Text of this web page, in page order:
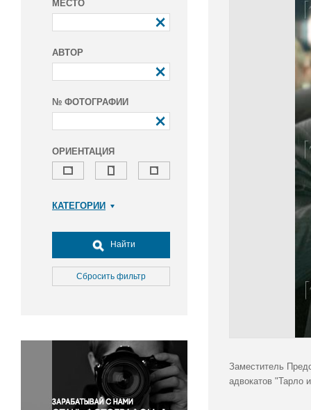
МЕСТО
АВТОР
№ ФОТОГРАФИИ
ОРИЕНТАЦИЯ
КАТЕГОРИИ
Досуг, туризм и отдых
Культура
Медицина
Окружающая среда
Политика
Правосудие
Происшествия и конфликты
Найти
Сбросить фильтр
Заместитель
адвокатов "Тарло